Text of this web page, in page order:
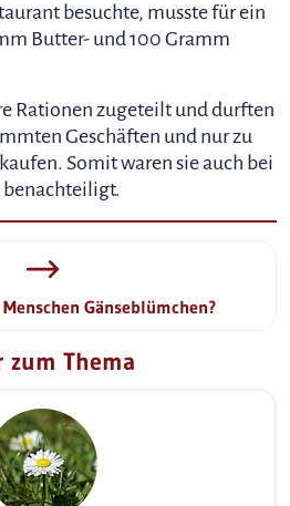
besuchte, musste für ein
Butter- und 100 Gramm
Rationen zugeteilt und durften
Geschäften und nur zu
Somit waren sie auch bei
benachteiligt.
Gänseblümchen?
zum Thema